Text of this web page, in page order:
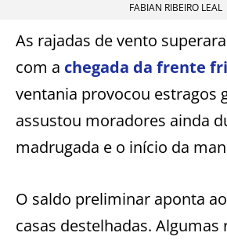
FABIAN RIBEIRO LEAL
As rajadas de vento
com a chegada da frente
ventania provocou estragos
assustou moradores ainda
madrugada e o início da
O saldo preliminar aponta
casas destelhadas. Algumas